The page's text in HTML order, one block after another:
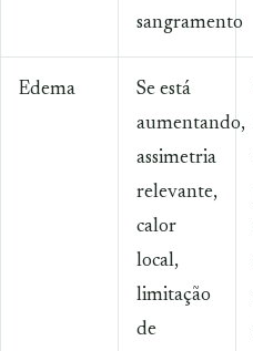
sangramento
Edema
Se está
aumentando,
assimetria
relevante,
calor
local,
limitação
de